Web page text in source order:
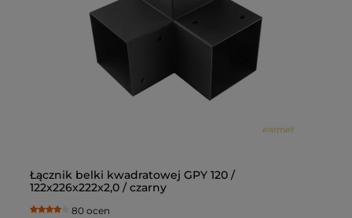
Łącznik belki kwadratowej GPY 120 /
122x226x222x2,0 / czarny
80 ocen